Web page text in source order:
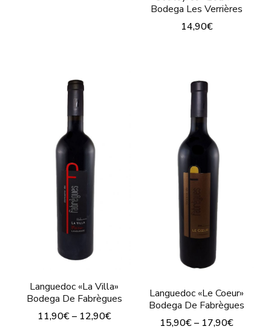
producto
variantes.
Las
opciones
se
pueden
elegir
en
la
página
Bodega Les Verrières
14,90€
tiene
múltiples
variantes.
Las
opciones
se
pueden
elegir
en
página
de
producto
Languedoc «La Villa»
Bodega De Fabrègues
11,90€– 12,90€
Languedoc «Le Coeur»
Bodega De Fabrègues
15,90€– 17,90€